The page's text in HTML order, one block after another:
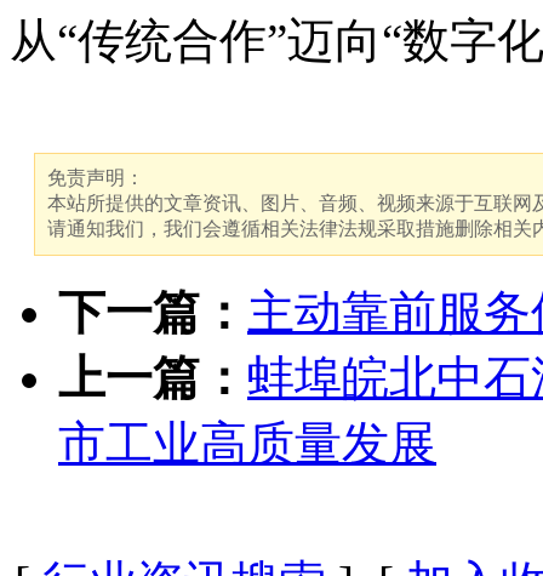
从“传统合作”迈向“数字
免责声明：
本站所提供的文章资讯、图片、音频、视频来源于互联
请通知我们，我们会遵循相关法律法规采取措施删除相关
下一篇： 主动靠前服
上一篇： 蚌埠皖北中
市工业高质量发展